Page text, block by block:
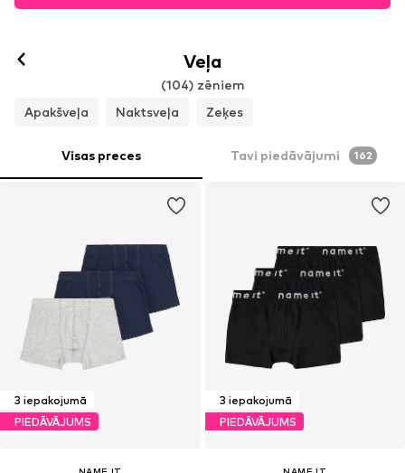
Veļa
(104) zēniem
Apakšveļa
Naktsveļa Zeķes
Visas preces Tavi piedāvājumi 162
3 iepakojumā
PIEDĀVĀJUMS
3 iepakojumā
PIEDĀVĀJUMS